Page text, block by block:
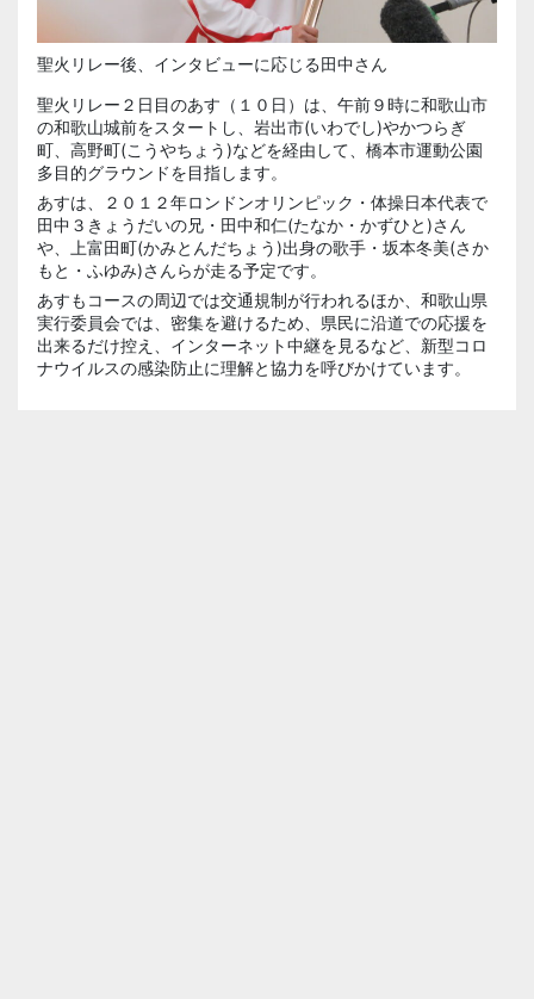
聖火リレー後、インタビューに応じる田中さん
聖火リレー２日目のあす（１０日）は、午前９時に和歌山市
の和歌山城前をスタートし、岩出市(いわでし)やかつらぎ
町、高野町(こうやちょう)などを経由して、橋本市運動公園
多目的グラウンドを目指します。
あすは、２０１２年ロンドンオリンピック・体操日本代表で
田中３きょうだいの兄・田中和仁(たなか・かずひと)さん
や、上富田町(かみとんだちょう)出身の歌手・坂本冬美(さか
もと・ふゆみ)さんらが走る予定です。
あすもコースの周辺では交通規制が行われるほか、和歌山県
実行委員会では、密集を避けるため、県民に沿道での応援を
出来るだけ控え、インターネット中継を見るなど、新型コロ
ナウイルスの感染防止に理解と協力を呼びかけています。